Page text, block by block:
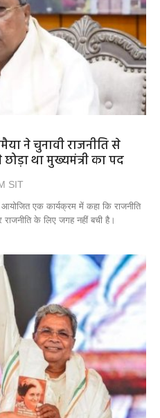
ने चुनावी राजनीति से
था मुख्यमंत्री का पद
SIT
एक कार्यक्रम में कहा कि राजनीति
के लिए जगह नहीं बची है।